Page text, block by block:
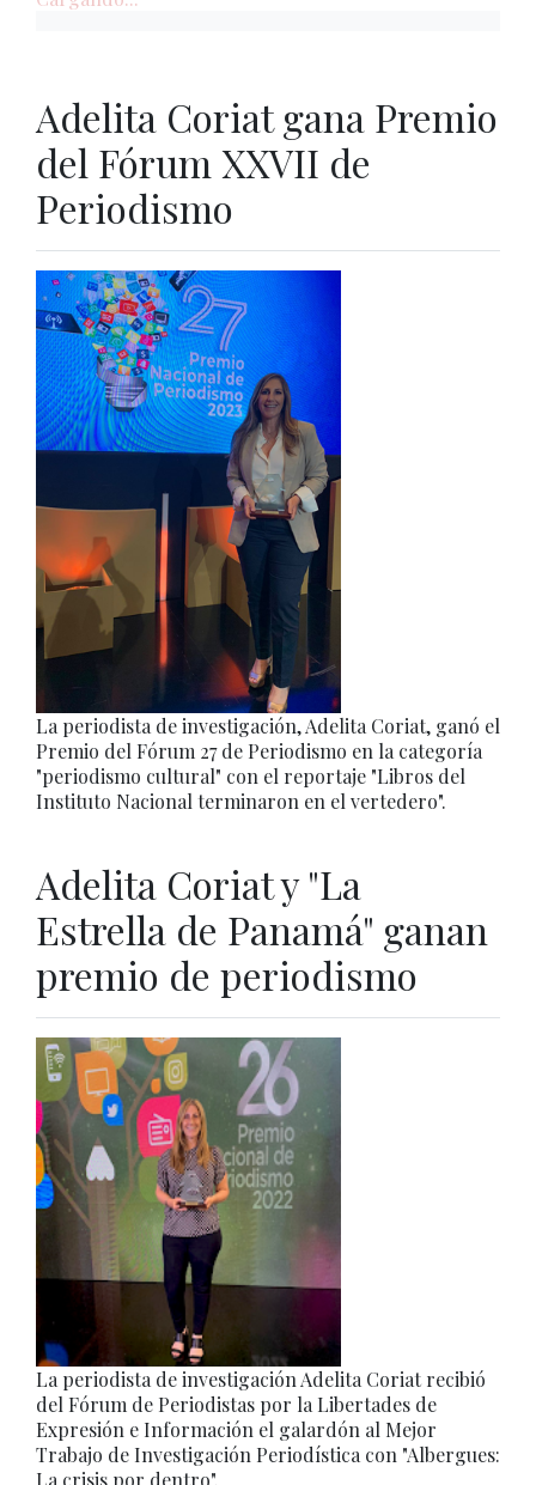
Adelita Coriat gana Premio
del Fórum XXVII de
Periodismo
La periodista de investigación, Adelita Coriat, ganó el
Premio del Fórum 27 de Periodismo en la categoría
"periodismo cultural" con el reportaje "Libros del
Instituto Nacional terminaron en el vertedero".
Adelita Coriat y "La
Estrella de Panamá" ganan
premio de periodismo
La periodista de investigación Adelita Coriat recibió
del Fórum de Periodistas por la Libertades de
Expresión e Información el galardón al Mejor
Trabajo de Investigación Periodística con "Albergues:
La crisis por dentro".